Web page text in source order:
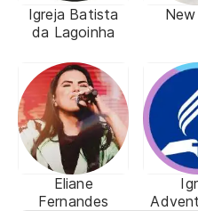
Igreja Batista
da Lagoinha
Eliane
Fernandes